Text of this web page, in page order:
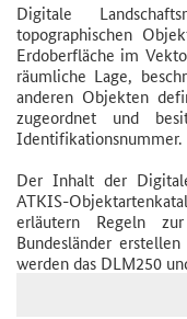
Digitale
topographischen
Erdoberfläche im
räumliche Lage,
anderen Objekten
zugeordnet und
Identifikationsnummer.
Der Inhalt der
ATKIS-
erläutern Regeln
Bundesländer
werden das DLM250